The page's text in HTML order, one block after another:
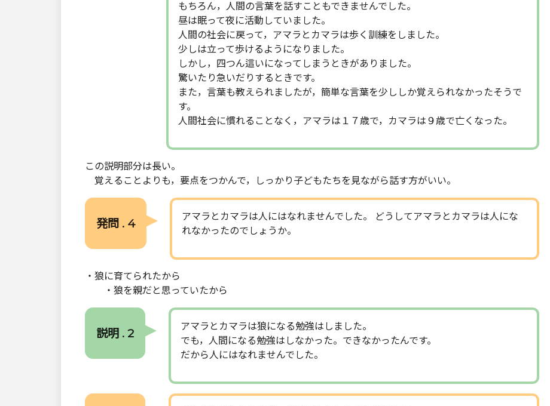
もちろん，人間の言葉を話すこともできませんでした。
昼は眠って夜に活動していました。
人間の社会に戻って，アマラとカマラは歩く訓練をしました。
少しは立って歩けるようになりました。
しかし，四つん這いになってしまうときがありました。
驚いたり急いだりするときです。
また，言葉も教えられましたが，簡単な言葉を少ししか覚えられなかったそうで
す。
人間社会に慣れることなく，アマラは１７歳で，カマラは９歳で亡くなった。
この説明部分は長い。
覚えることよりも，要点をつかんで，しっかり子どもたちを見ながら話す方がいい。
発問 . 4
アマラとカマラは人にはなれませんでした。 どうしてアマラとカマラは人にな
れなかったのでしょうか。
・狼に育てられたから
・狼を親だと思っていたから
説明 . 2
アマラとカマラは狼になる勉強はしました。
でも，人間になる勉強はしなかった。できなかったんです。
だから人にはなれませんでした。